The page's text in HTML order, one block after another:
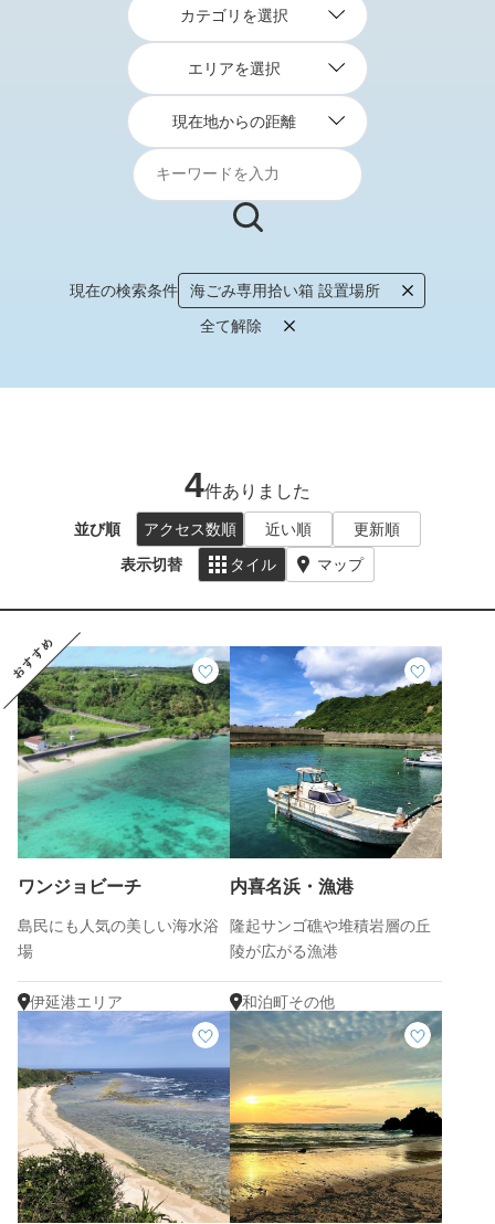
カテゴリを選択
エリアを選択
現在地からの距離
現在の検索条件
海ごみ専用拾い箱 設置場所
全て解除
4件ありました
並び順 アクセス数順 近い順
更新順
表示切替
タイル マップ
ワンジョビーチ
島民にも人気の美しい海水浴
場
伊延港エリア
内喜名浜・漁港
隆起サンゴ礁や堆積岩層の丘
陵が広がる漁港
和泊町その他